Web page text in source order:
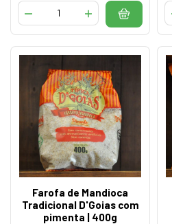
Farofa de Mandioca
Tradicional D'Goias com
pimenta | 400g